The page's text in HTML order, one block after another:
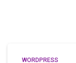
WORDPRESS